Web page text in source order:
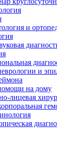
и
и
на дому
лицевая